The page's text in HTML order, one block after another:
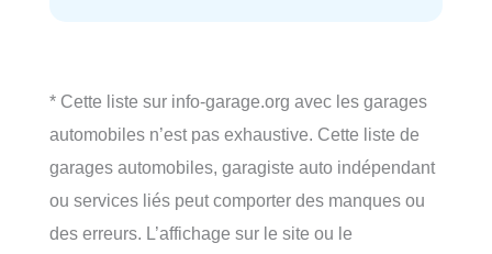
* Cette liste sur info-garage.org avec les garages
automobiles n’est pas exhaustive. Cette liste de
garages automobiles, garagiste auto indépendant
ou services liés peut comporter des manques ou
des erreurs. L’affichage sur le site ou le